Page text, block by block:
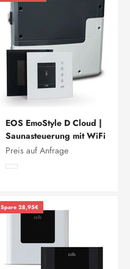
EOS EmoStyle D Cloud |
Saunasteuerung mit WiFi
Preis auf Anfrage
Weiß
Spare 28,95€